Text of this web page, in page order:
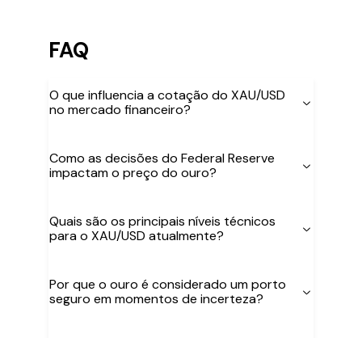
FAQ
O que influencia a cotação do XAU/USD
no mercado financeiro?
Como as decisões do Federal Reserve
impactam o preço do ouro?
Quais são os principais níveis técnicos
para o XAU/USD atualmente?
Por que o ouro é considerado um porto
seguro em momentos de incerteza?